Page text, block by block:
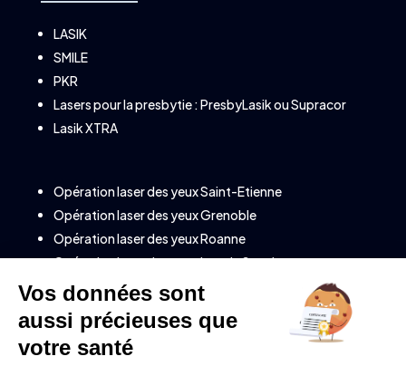
LASIK
SMILE
PKR
Lasers pour la presbytie :PresbyLasikouSupracor
Lasik XTRA
Opération laser des yeux Saint-Etienne
Opération laser des yeux Grenoble
Opération laser des yeux Roanne
Opération laser des yeux Lons le Saunier
Opération laser des yeux à Annecy (Savoie)
Opération laser des yeux à Clermont-Ferrand
Opération laser des yeux à Valence
Opération laser des yeux à Montélimar